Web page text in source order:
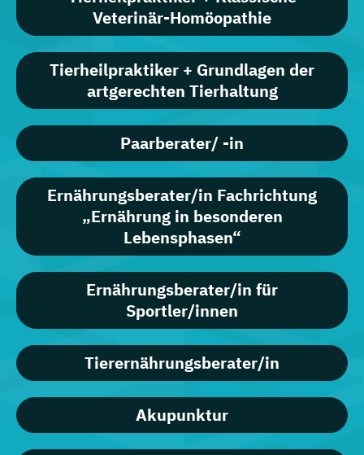
Veterinär-Homöopathie
Tierheilpraktiker + Grundlagen der
artgerechten Tierhaltung
Paarberater/ -in
Ernährungsberater/in Fachrichtung
„Ernährung in besonderen
Lebensphasen“
Ernährungsberater/in für
Sportler/innen
Tierernährungsberater/in
Akupunktur